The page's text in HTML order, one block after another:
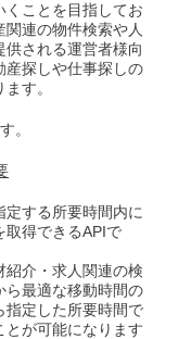
くことを目指してお
連の物件検索や人
される運営者様向
産探しや仕事探しの
す。
。
する所要時間内に
取得できるAPIで
紹介・求人関連の検
ら最適な移動時間の
指定した所要時間で
とが可能になります